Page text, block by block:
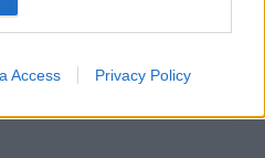
Access Privacy Policy